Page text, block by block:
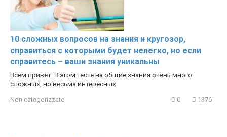
10 сложных вопросов на знания и кругозор,
справиться с которыми будет нелегко, но если
справитесь – ваши знания уникальны
Всем привет. В этом тесте на общие знания очень много
сложных, но весьма интересных
Non categorizzato 0 1376